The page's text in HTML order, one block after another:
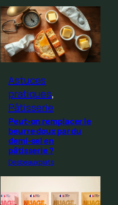
Astuces
pratiques
Pâtisserie
Peut-on remplacer le
beurre doux par du
demi-sel en
pâtisserie ?
Desbeauxplats